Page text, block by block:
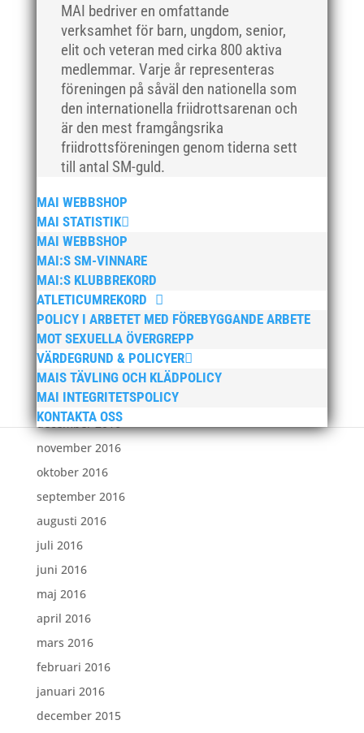
MAI bedriver en omfattande
verksamhet för barn, ungdom, senior,
elit och veteran med cirka 800 aktiva
medlemmar. Varje år representeras
föreningen på såväl den nationella som
den internationella friidrottsarenan och
är den mest framgångsrika
friidrottsföreningen genom tiderna sett
till antal SM-guld.
MAI WEBBSHOP
MAI STATISTIK
MAI WEBBSHOP
MAI:S SM-VINNARE
MAI:S KLUBBREKORD
ATLETICUMREKORD
POLICY I ARBETET MED FÖREBYGGANDE ARBETE
MOT SEXUELLA ÖVERGREPP
VÄRDEGRUND & POLICYER
MAIS TÄVLING OCH KLÄDPOLICY
MAI INTEGRITETSPOLICY
KONTAKTA OSS
maj 2018
april 2018
mars 2018
februari 2018
januari 2018
december 2017
november 2017
september 2017
augusti 2017
juli 2017
juni 2017
maj 2017
april 2017
mars 2017
februari 2017
januari 2017
december 2016
november 2016
oktober 2016
september 2016
augusti 2016
juli 2016
juni 2016
maj 2016
april 2016
mars 2016
februari 2016
januari 2016
december 2015